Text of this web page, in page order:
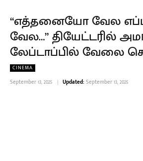
“எத்தனையோ வேல
வேல…” தியேட்டரில்
லேப்டாப்பில் வேலை
CINEMA
September 13, 2025 Updated: September 13, 2025